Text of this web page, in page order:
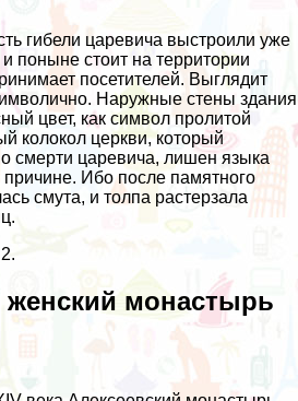
гибели царевича выстроили уже
поныне стоит на территории
посетителей. Выглядит
Наружные стены здания
цвет, как символ пролитой
колокол церкви, который
смерти царевича, лишен языка
Ибо после памятного
смута, и толпа растерзала
женский монастырь